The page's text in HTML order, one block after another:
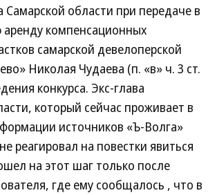
Самарской области при передаче в
компенсационных
самарской девелоперской
Николая Чудаева (п. «в» ч. 3 ст.
конкурса. Экс-глава
который сейчас проживает в
источников «Ъ-Волга»
реагировал на повестки явиться
на этот шаг только после
где ему сообщалось , что в